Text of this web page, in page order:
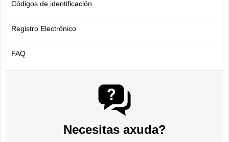
Códigos de identificación
Registro Electrónico
FAQ
Necesitas axuda?